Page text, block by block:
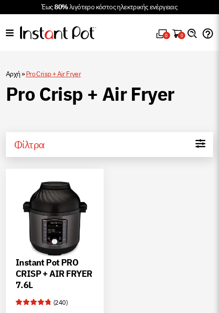
Έως80%λιγότερο κόστος ηλεκτρικής ενέργειας
0 0
Αρχή»Pro Crisp + Air Fryer
Pro Crisp + Air Fryer
Φίλτρα
Instant Pot PRO
CRISP + AIR FRYER
7.6L
(240)